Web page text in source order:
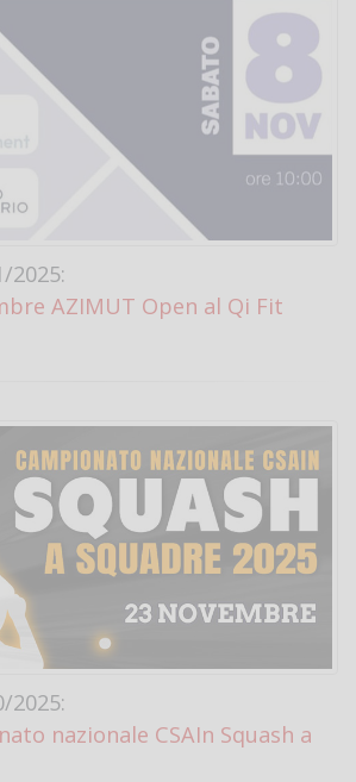
2025:
AZIMUT Open al Qi Fit
2025:
nazionale CSAIn Squash a